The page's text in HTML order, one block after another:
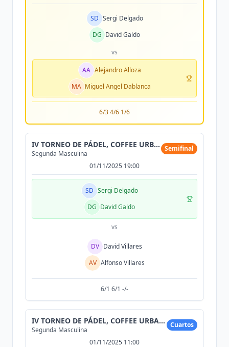
SD Sergi Delgado
DG David Galdo
vs
AA Alejandro Alloza
MA Miguel Angel Dablanca
6/3 4/6 1/6
IV TORNEO DE PÁDEL, COFFEE URBAN ROASTERS
Segunda Masculina
Semifinal
01/11/2025 19:00
SD Sergi Delgado
DG David Galdo
vs
DV David Villares
AV Alfonso Villares
6/1 6/1 -/-
IV TORNEO DE PÁDEL, COFFEE URBAN ROASTERS
Segunda Masculina
Cuartos
01/11/2025 11:00